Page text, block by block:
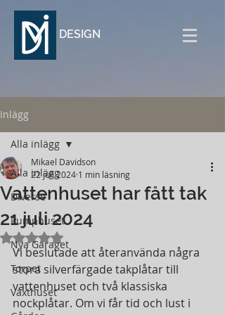
DESIGN
Inlägg
Alla inlägg
Diverse
Pumphuset
Nya Garaget
Torpet
Växthuset
Alla inlägg
Vattenhuset har fått tak
21 juli 2024
Mikael Davidson
22 juli 2024 1 min läsning
Betygsatt till NaN av 5 stjärnor.
Vi beslutade att återanvända några
stora silverfärgade takplåtar till
vattenhuset och två klassiska
nockplåtar. Om vi får tid och lust i